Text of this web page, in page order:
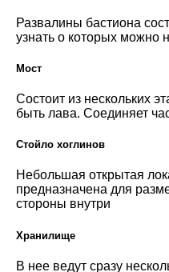
Развалины бастиона
узнать о которых можно
Мост
Состоит из нескольких
быть лава. Соединяет
Стойло хоглинов
Небольшая открытая
предназначена для
стороны внутри
Хранилище
В нее ведут сразу